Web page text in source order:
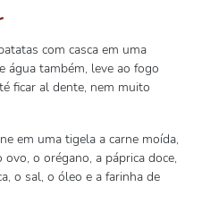
com casca em uma
água também, leve ao fogo
ficar al dente, nem muito
em uma tigela a carne moída,
ovo, o orégano, a páprica doce,
o sal, o óleo e a farinha de